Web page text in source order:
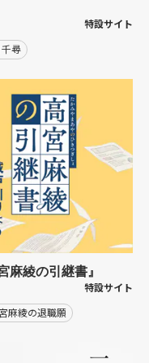
特設サイト
尋
麻綾の引継書』
特設サイト
麻綾の退職願